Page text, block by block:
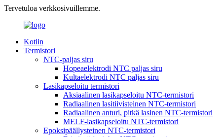
Tervetuloa verkkosivuillemme.
Kotiin
Termistori
NTC-paljas siru
Hopeaelektrodi NTC paljas siru
Kultaelektrodi NTC paljas siru
Lasikapseloitu termistori
Aksiaalinen lasikapseloitu NTC-termistori
Radiaalinen lasitiivisteinen NTC-termistori
Radiaalinen anturi, pitkä lasinen NTC-termistori
MELF-lasikapseloitu NTC-termistori
Epoksipäällysteinen NTC-termistori